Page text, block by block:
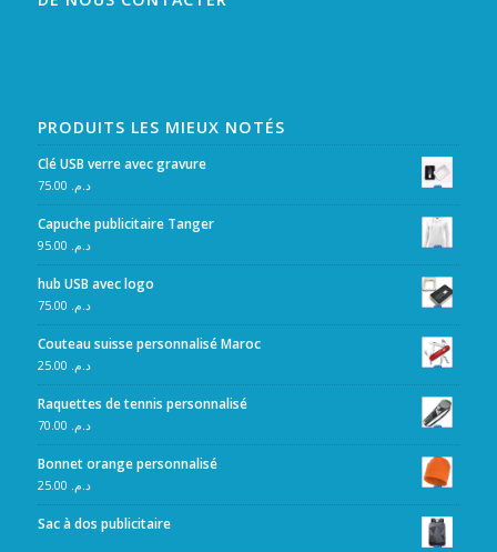
PRODUITS LES MIEUX NOTÉS
Clé USB verre avec gravure
د.م.
Capuche publicitaire Tanger
د.م.
hub USB avec logo
د.م.
Couteau suisse personnalisé Maroc
د.م.
Raquettes de tennis personnalisé
د.م.
Bonnet orange personnalisé
د.م.
Sac à dos publicitaire